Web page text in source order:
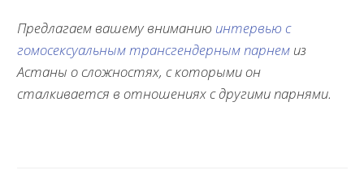
Предлагаем вашему вниманию интервью с
гомосексуальным трансгендерным парнемиз
Астаны о сложностях, с которыми он
сталкивается в отношениях с другими парнями.